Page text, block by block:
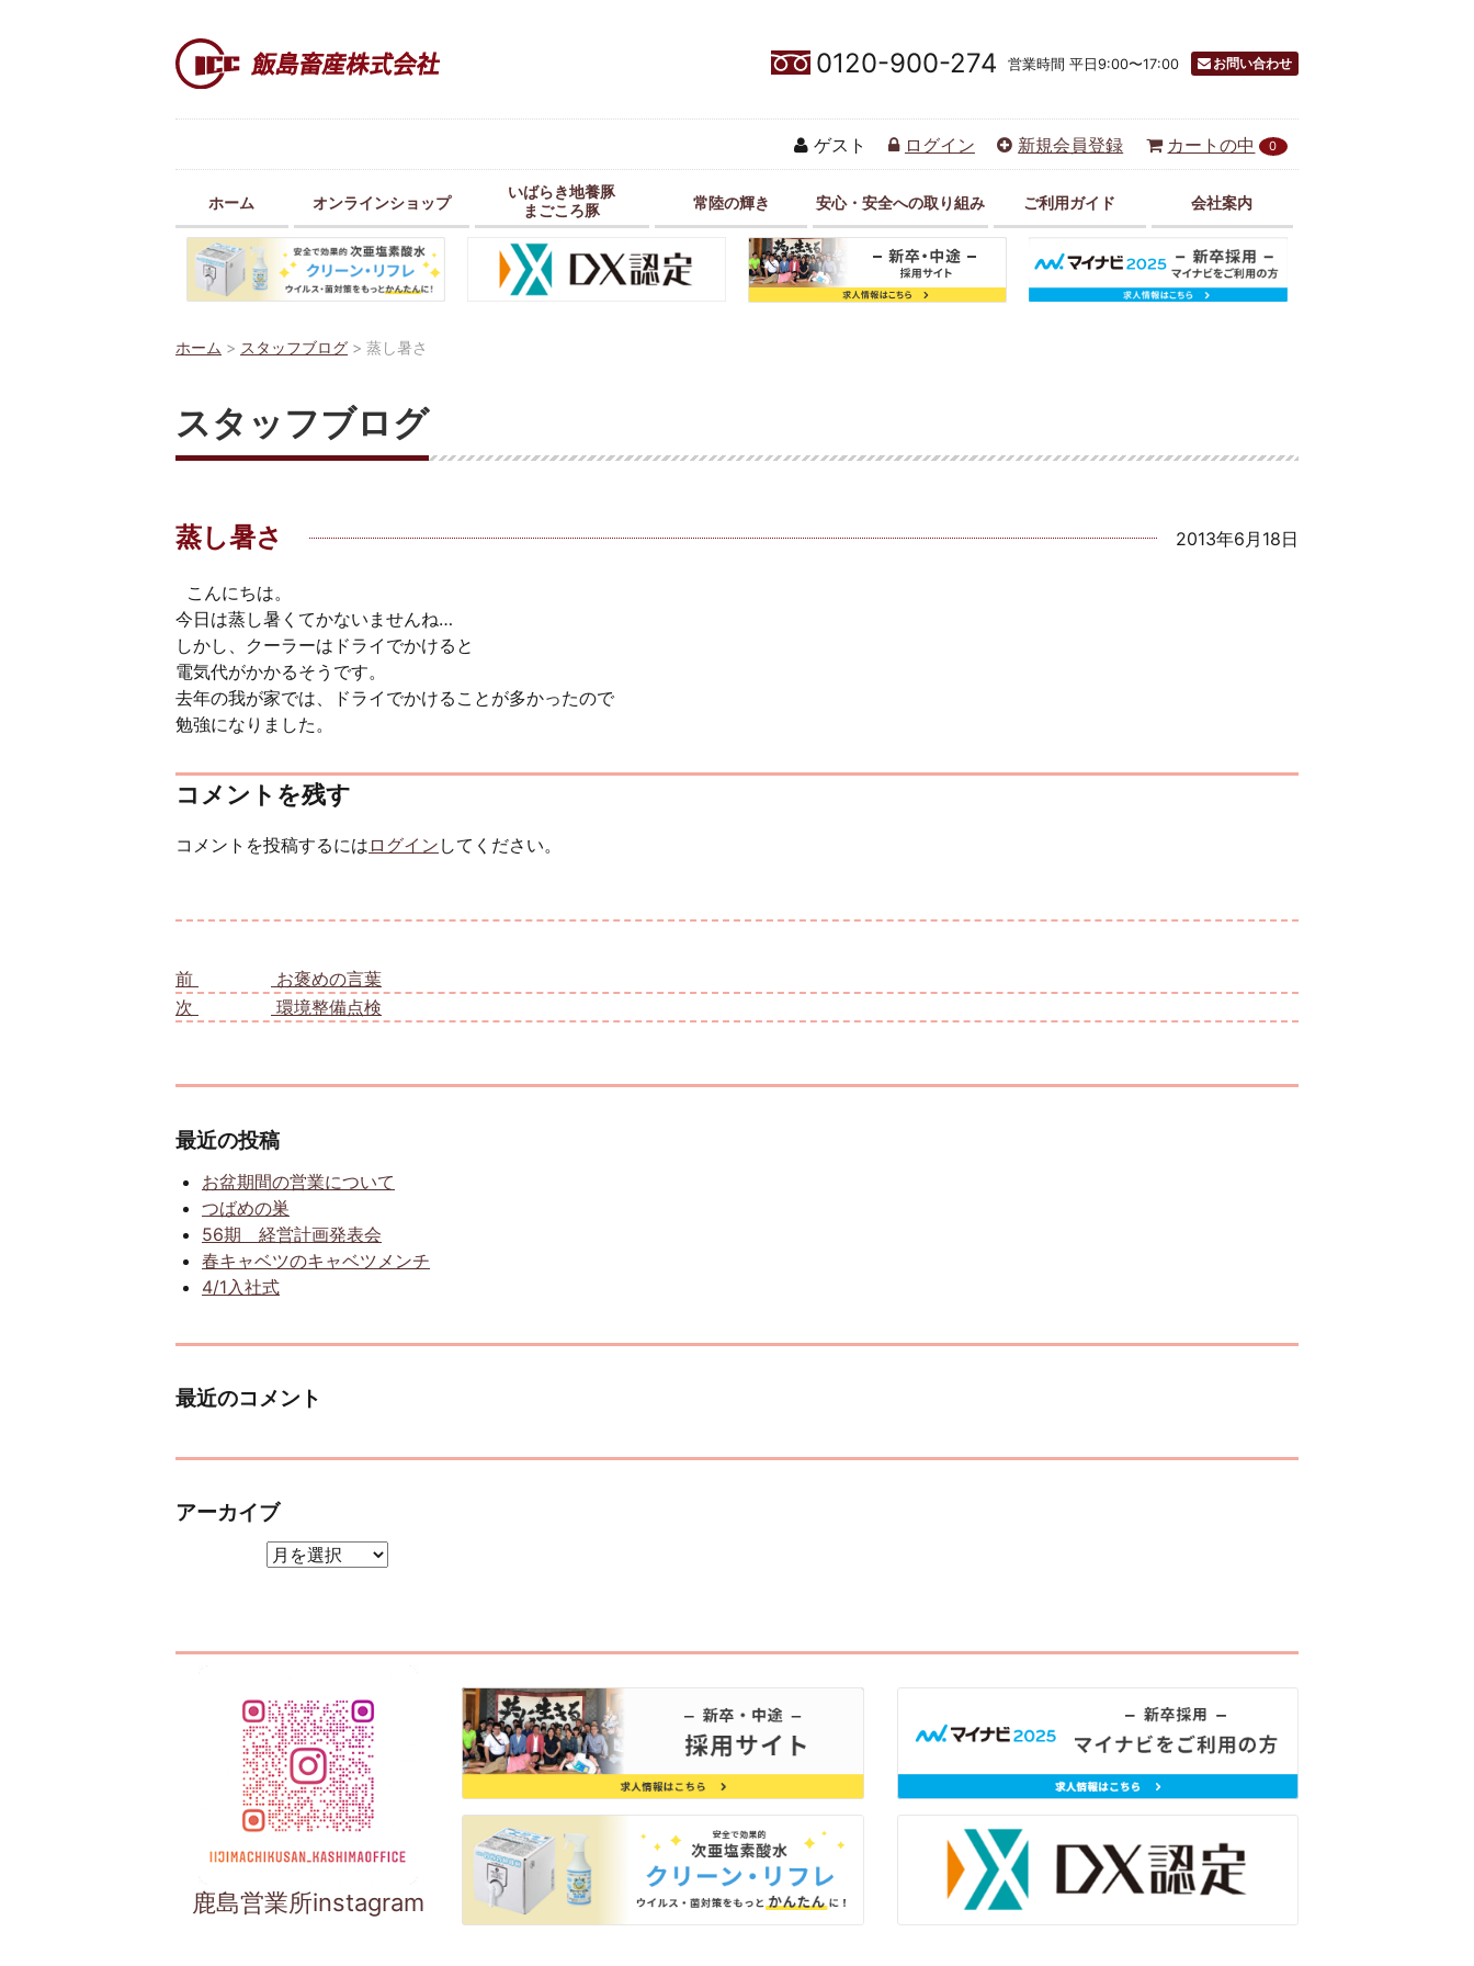
0120-900-274 営業時間 平日9:00〜17:00 お問い合わせ
ゲスト ログイン 新規会員登録 カートの中 0
ホーム オンラインショップ
いばらき地養豚
まごころ豚
常陸の輝き 安心・安全への取り組み ご利用ガイド 会社案内
ホーム > スタッフブログ > 蒸し暑さ
スタッフブログ
蒸し暑さ 2013年6月18日
こんにちは。
今日は蒸し暑くてかないませんね…
しかし、クーラーはドライでかけると
電気代がかかるそうです。
去年の我が家では、ドライでかけることが多かったので
勉強になりました。
コメントを残す
コメントを投稿するには ログイン してください。
前
お褒めの言葉
次
環境整備点検
最近の投稿
お盆期間の営業について
つばめの巣
56期 経営計画発表会
春キャベツのキャベツメンチ
4/1入社式
最近のコメント
アーカイブ
鹿島営業所instagram